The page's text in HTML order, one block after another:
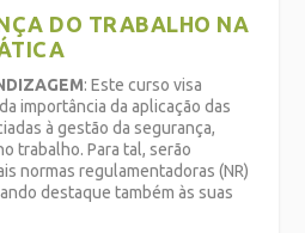
DO TRABALHO NA
: Este curso visa
importância da aplicação das
à gestão da segurança,
trabalho. Para tal, serão
normas regulamentadoras (NR)
destaque também às suas